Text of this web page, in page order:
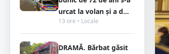
urcat la volan și a d...
13 ore • Locale
DRAMĂ. Bărbat găsit